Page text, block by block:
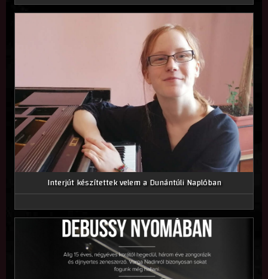
Interjút készítettek velem a Dunántúli Naplóban